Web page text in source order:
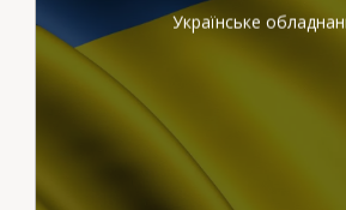
Українське
вітчизняного